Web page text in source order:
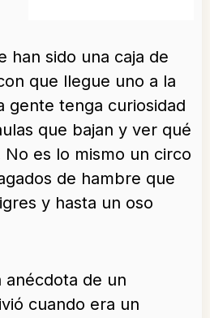
han sido una caja de
que llegue uno a la
gente tenga curiosidad
que bajan y ver qué
es lo mismo un circo
de hambre que
y hasta un oso
anécdota de un
cuando era un